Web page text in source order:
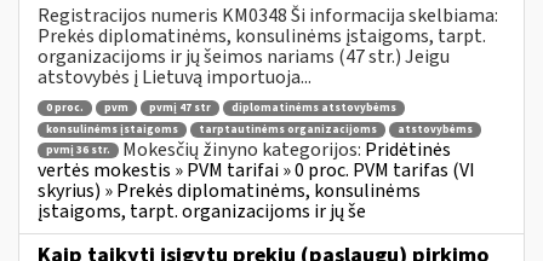
Registracijos numeris KM0348 Ši informacija skelbiama:
Prekės diplomatinėms, konsulinėms įstaigoms, tarpt.
organizacijoms ir jų šeimos nariams (47 str.) Jeigu
atstovybės į Lietuvą importuoja...
0 proc. pvm pvmį 47 str
diplomatinėms atstovybėms
konsulinėms įstaigoms
tarptautinėms organizacijoms
atstovybėms
pvmį 36 str.
Mokesčių žinyno kategorijos: Pridėtinės
vertės mokestis » PVM tarifai » 0 proc. PVM tarifas (VI
skyrius) » Prekės diplomatinėms, konsulinėms
įstaigoms, tarpt. organizacijoms ir jų še
Kaip taikyti įsigytų prekių (paslaugų) pirkimo